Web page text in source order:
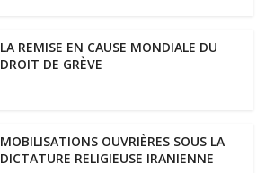
LA REMISE EN CAUSE MONDIALE DU
DROIT DE GRÈVE
MOBILISATIONS OUVRIÈRES SOUS LA
DICTATURE RELIGIEUSE IRANIENNE